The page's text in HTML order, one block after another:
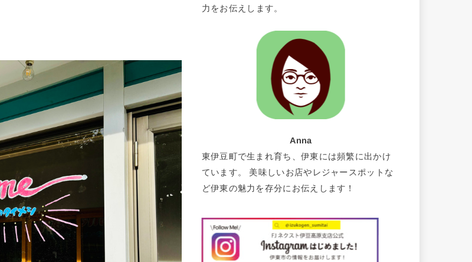
力をお伝えします。
Anna
東伊豆町で生まれ育ち、伊東には頻繁に出かけ
ています。 美味しいお店やレジャースポットな
ど伊東の魅力を存分にお伝えします！